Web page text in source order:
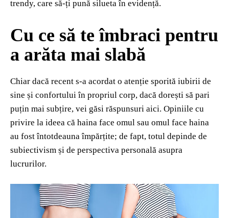
trendy, care să-ți pună silueta în evidență.
Cu ce să te îmbraci pentru
a arăta mai slabă
Chiar dacă recent s-a acordat o atenție sporită iubirii de
sine și confortului în propriul corp, dacă dorești să pari
puțin mai subțire, vei găsi răspunsuri aici. Opiniile cu
privire la ideea că haina face omul sau omul face haina
au fost întotdeauna împărțite; de fapt, totul depinde de
subiectivism și de perspectiva personală asupra
lucrurilor.